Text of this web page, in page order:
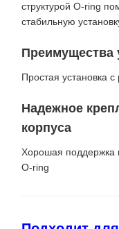
структурой O-ring
стабильную
Преимущества
Простая установка с
Надежное
корпуса
Хорошая поддержка
O-ring